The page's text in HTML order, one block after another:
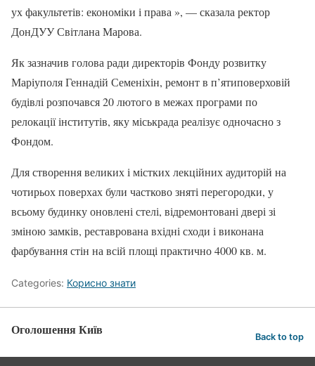
ух факультетів: економіки і права », — сказала ректор
ДонДУУ Світлана Марова.
Як зазначив голова ради директорів Фонду розвитку
Маріуполя Геннадій Семеніхін, ремонт в п’ятиповерховій
будівлі розпочався 20 лютого в межах програми по
релокації інститутів, яку міськрада реалізує одночасно з
Фондом.
Для створення великих і містких лекційних аудиторій на
чотирьох поверхах були частково зняті перегородки, у
всьому будинку оновлені стелі, відремонтовані двері зі
зміною замків, реставрована вхідні сходи і виконана
фарбування стін на всій площі практично 4000 кв. м.
Categories: Корисно знати
Оголошення Київ Back to top